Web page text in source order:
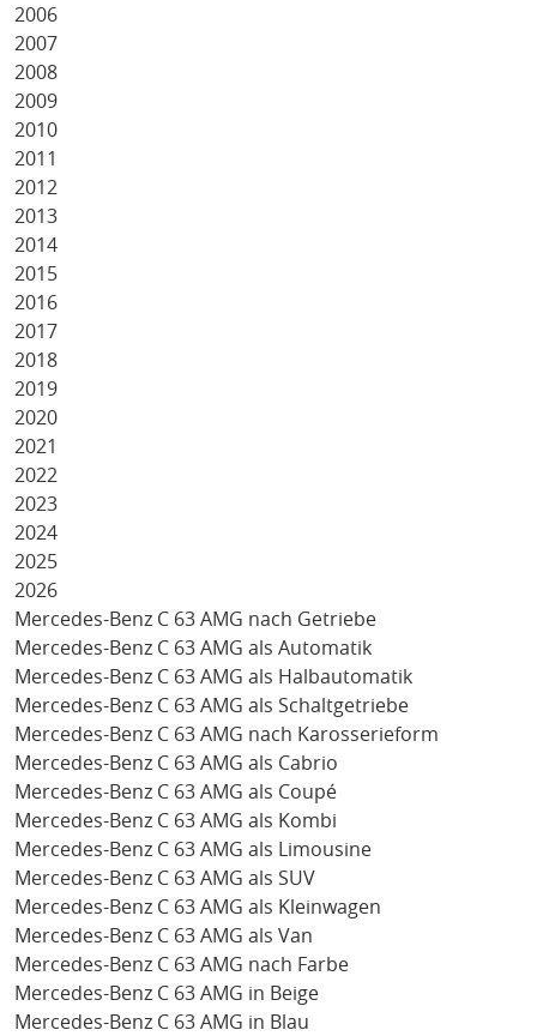
2006
2007
2008
2009
2010
2011
2012
2013
2014
2015
2016
2017
2018
2019
2020
2021
2022
2023
2024
2025
2026
Mercedes-Benz C 63 AMG nach Getriebe
Mercedes-Benz C 63 AMG als Automatik
Mercedes-Benz C 63 AMG als Halbautomatik
Mercedes-Benz C 63 AMG als Schaltgetriebe
Mercedes-Benz C 63 AMG nach Karosserieform
Mercedes-Benz C 63 AMG als Cabrio
Mercedes-Benz C 63 AMG als Coupé
Mercedes-Benz C 63 AMG als Kombi
Mercedes-Benz C 63 AMG als Limousine
Mercedes-Benz C 63 AMG als SUV
Mercedes-Benz C 63 AMG als Kleinwagen
Mercedes-Benz C 63 AMG als Van
Mercedes-Benz C 63 AMG nach Farbe
Mercedes-Benz C 63 AMG in Beige
Mercedes-Benz C 63 AMG in Blau